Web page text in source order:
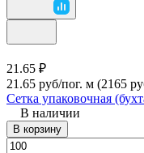
21.65 ₽
21.65 руб/пог. м (2165
Сетка упаковочная
В наличии
В корзину